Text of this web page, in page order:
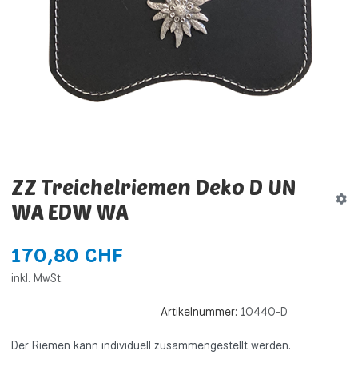
ZZ Treichelriemen Deko D UN
WA EDW WA
170,80 CHF
inkl. MwSt.
Artikelnummer: 10440-D
Der Riemen kann individuell zusammengestellt werden.